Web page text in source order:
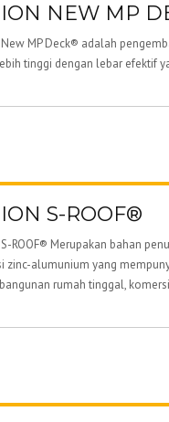
NEW MP
MP Deck® adalah
tinggi dengan lebar efektif
S-ROOF®
ROOF® Merupakan bahan
zinc-alumunium yang
rumah tinggal,